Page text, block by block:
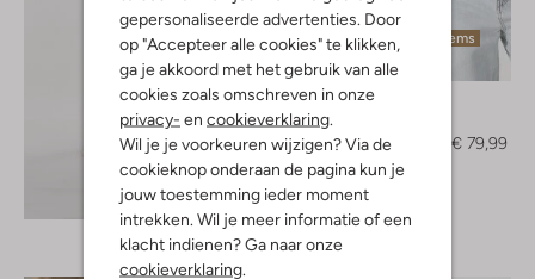
gepersonaliseerde advertenties. Door
op "Accepteer alle cookies" te klikken,
ga je akkoord met het gebruik van alle
cookies zoals omschreven in onze
privacy- en cookieverklaring.
Wil je je voorkeuren wijzigen? Via de
cookieknop onderaan de pagina kun je
jouw toestemming ieder moment
intrekken. Wil je meer informatie of een
klacht indienen? Ga naar onze
cookieverklaring.
Ontdek de look
Laatste items
-50%
€ 159,99
€ 79,99